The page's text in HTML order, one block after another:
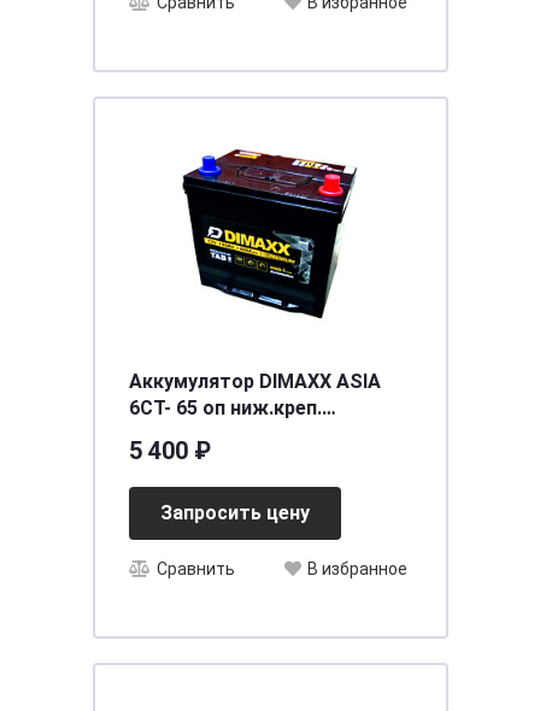
Аккумулятор DIMAXX ASIA
6СТ- 65 оп ниж.креп.
[д230ш172в200(220)/600]
[D23_]
5 400 ₽
Запросить цену
Сравнить В избранное